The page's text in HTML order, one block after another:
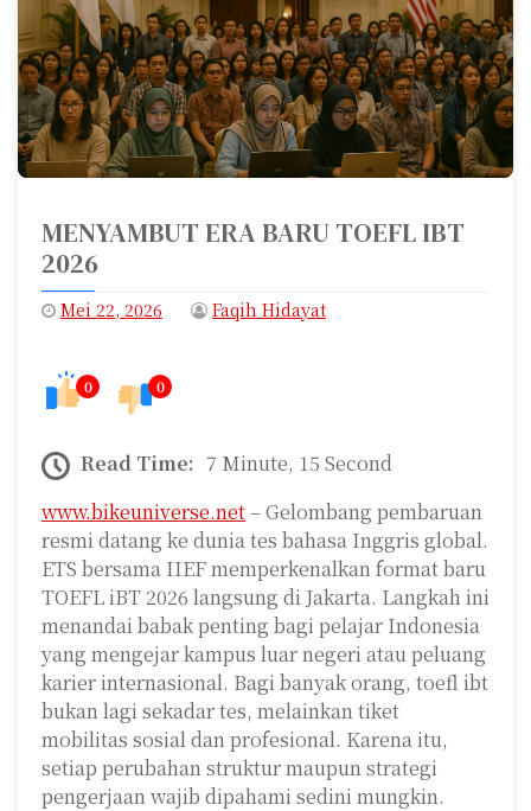
MENYAMBUT ERA BARU TOEFL IBT
2026
Mei 22, 2026 Faqih Hidayat
0 0
Read Time: 7 Minute, 15 Second
www.bikeuniverse.net– Gelombang pembaruan
resmi datang ke dunia tes bahasa Inggris global.
ETS bersama IIEF memperkenalkan format baru
TOEFL iBT 2026 langsung di Jakarta. Langkah ini
menandai babak penting bagi pelajar Indonesia
yang mengejar kampus luar negeri atau peluang
karier internasional. Bagi banyak orang, toefl ibt
bukan lagi sekadar tes, melainkan tiket
mobilitas sosial dan profesional. Karena itu,
setiap perubahan struktur maupun strategi
pengerjaan wajib dipahami sedini mungkin.